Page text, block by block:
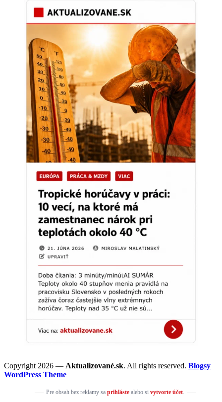
Copyright 2026 — Aktualizované.sk. All rights reserved. Blogsy
WordPress Theme
Pre obsah bez reklamy sa prihlástealebo si vytvorte účet.